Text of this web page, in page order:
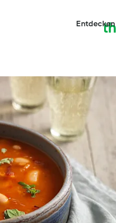
Entdecken